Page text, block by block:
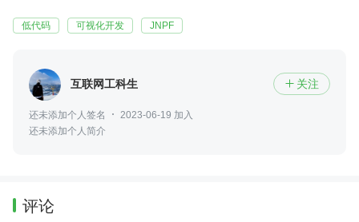
低代码 可视化开发 JNPF
互联网工科生  关注
还未添加个人签名
2023-06-19 加入
还未添加个人简介
评论